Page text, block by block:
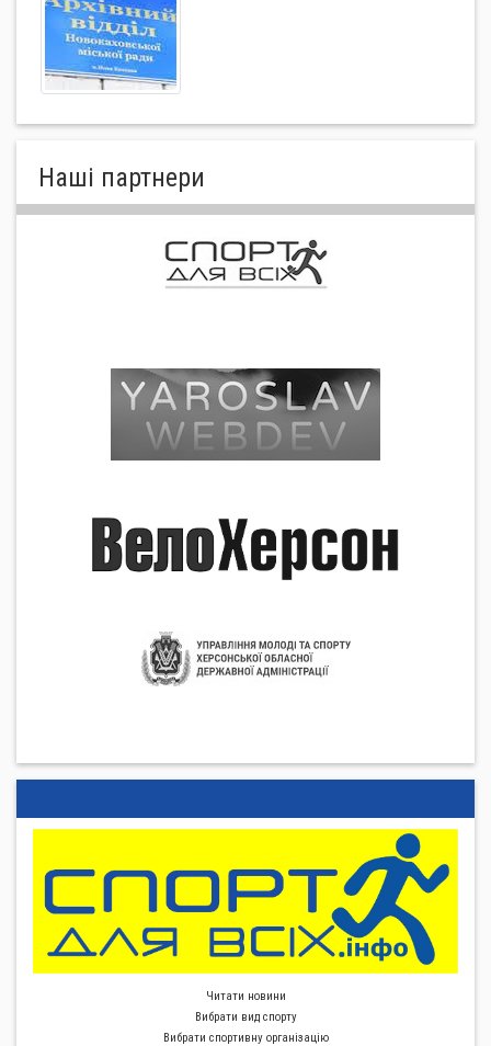
Нашi партнери
Читати новини
Вибрати вид спорту
Вибрати спортивну органiзацiю